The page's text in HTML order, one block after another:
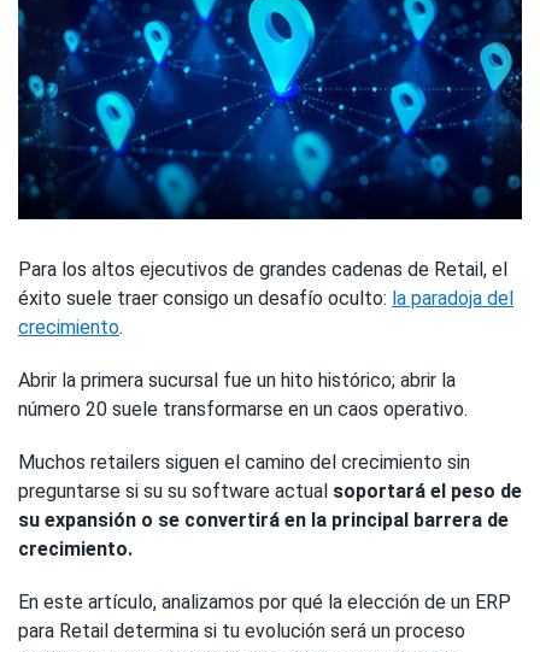
Para los altos ejecutivos de grandes cadenas de Retail, el
éxito suele traer consigo un desafío oculto: la paradoja del
crecimiento.
Abrir la primera sucursal fue un hito histórico; abrir la
número 20 suele transformarse en un caos operativo.
Muchos retailers siguen el camino del crecimiento sin
preguntarse si su su software actual soportará el peso de
su expansión o se convertirá en la principal barrera de
crecimiento.
En este artículo, analizamos por qué la elección de un ERP
para Retail determina si tu evolución será un proceso